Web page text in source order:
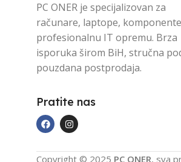
PC ONER je specijalizovan za
računare, laptope,
profesionalnu IT opremu. Brza
isporuka širom BiH, stručna
pouzdana postprodaja.
Pratite nas
Copyright © 2025 PC ONER, sva